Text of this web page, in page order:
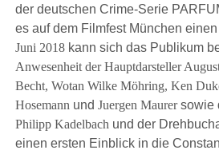
der deutschen Crime-Serie
es auf dem Filmfest München
Juni 2018kann sich das Publikum
Anwesenheit der Hauptdarsteller
Becht, Wotan Wilke Möhring, Ken
Hosemann und Juergen Maurersowie
Philipp Kadelbach und der
einen ersten Einblick in die